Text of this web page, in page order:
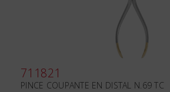
711821
PINCE COUPANTE EN DISTAL N.69 TC